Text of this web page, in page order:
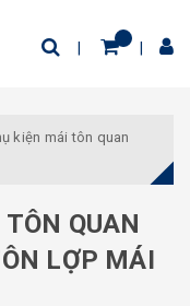
kiện mái tôn quan
QUAN
LỢP MÁI